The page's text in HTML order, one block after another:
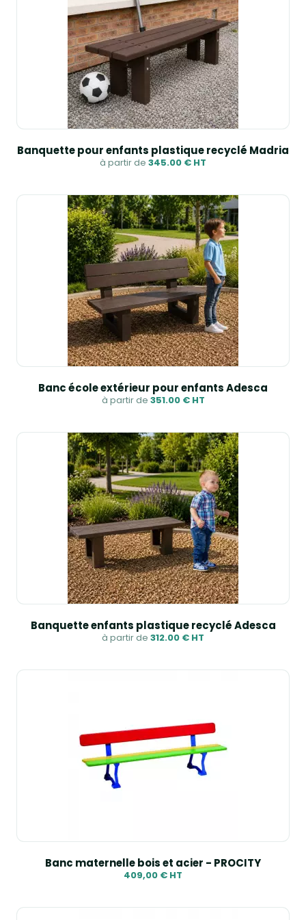
Banquette pour enfants plastique recyclé Madria
à partir de 345.00 € HT
Banc école extérieur pour enfants Adesca
à partir de 351.00 € HT
Banquette enfants plastique recyclé Adesca
à partir de 312.00 € HT
Banc maternelle bois et acier - PROCITY
409,00 € HT